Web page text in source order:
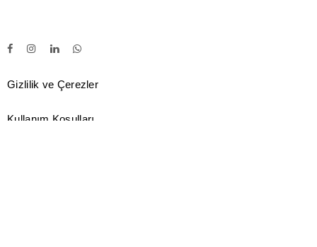
Gizlilik ve Çerezler
Kullanım Koşulları